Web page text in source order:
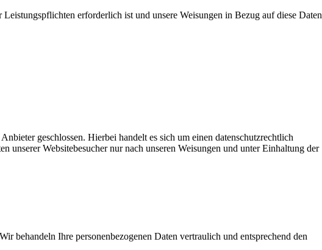
erforderlich ist und unsere Weisungen in Bezug auf diese Daten
geschlossen. Hierbei handelt es sich um einen datenschutzrechtlich
unserer Websitebesucher nur nach unseren Weisungen und unter Einhaltung der
behandeln Ihre personenbezogenen Daten vertraulich und entsprechend den